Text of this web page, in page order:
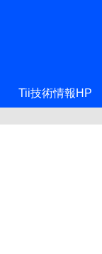
Tii技術情報HP